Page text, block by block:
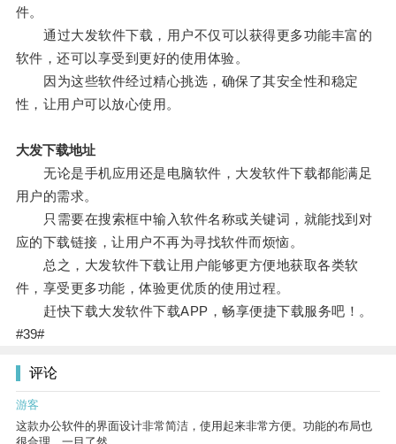
件。
通过大发软件下载，用户不仅可以获得更多功能丰富的
软件，还可以享受到更好的使用体验。
因为这些软件经过精心挑选，确保了其安全性和稳定
性，让用户可以放心使用。
大发下载地址
无论是手机应用还是电脑软件，大发软件下载都能满足
用户的需求。
只需要在搜索框中输入软件名称或关键词，就能找到对
应的下载链接，让用户不再为寻找软件而烦恼。
总之，大发软件下载让用户能够更方便地获取各类软
件，享受更多功能，体验更优质的使用过程。
赶快下载大发软件下载APP，畅享便捷下载服务吧！。
#39#
评论
游客
这款办公软件的界面设计非常简洁，使用起来非常方便。功能的布局也